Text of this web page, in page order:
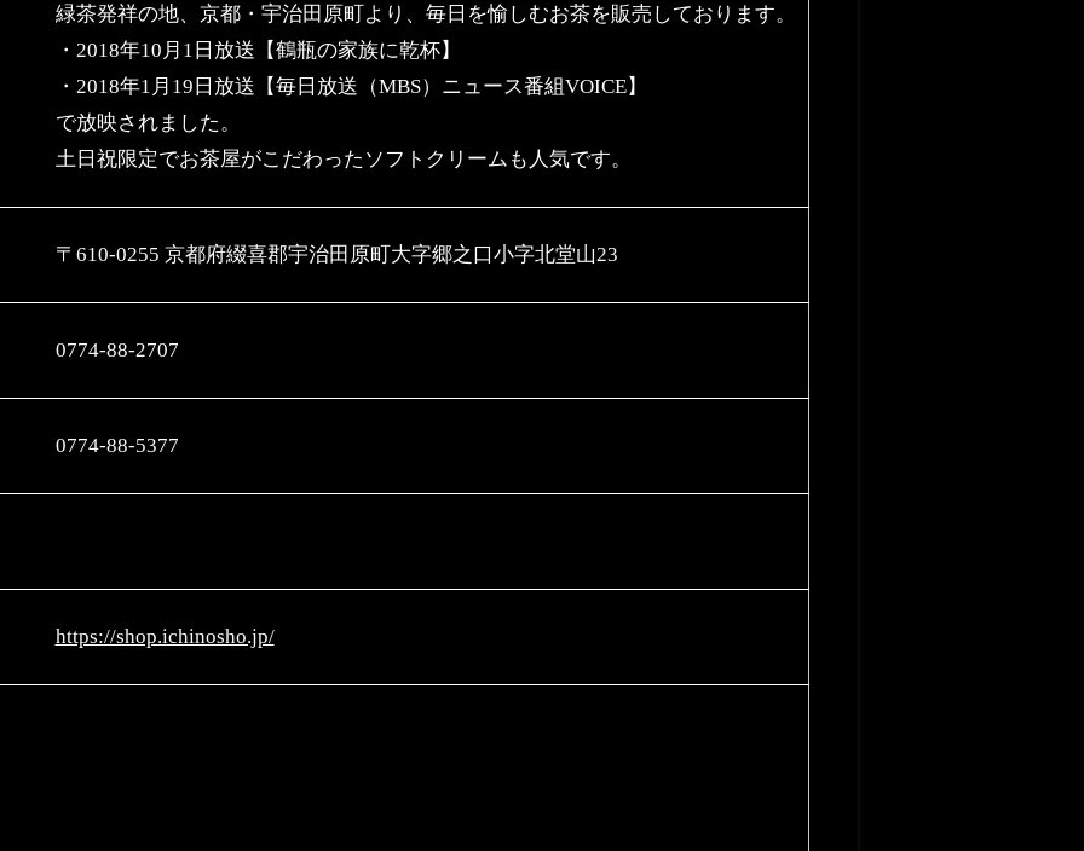
緑茶発祥の地、京都・宇治田原町より、毎日を愉しむお茶を販売しております。
・2018年10月1日放送【鶴瓶の家族に乾杯】
・2018年1月19日放送【毎日放送（MBS）ニュース番組VOICE】
で放映されました。
土日祝限定でお茶屋がこだわったソフトクリームも人気です。
〒610-0255 京都府綴喜郡宇治田原町大字郷之口小字北堂山23
0774-88-2707
0774-88-5377
https://shop.ichinosho.jp/